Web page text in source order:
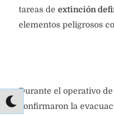
tareas de extinción
elementos peligrosos
Durante el operativo
confirmaron la